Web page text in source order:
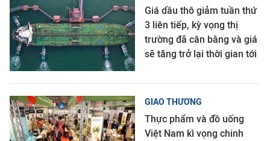
Giá dầu thô giảm tuần thứ
3 liên tiếp, kỳ vọng thị
trường đã cân bằng và giá
sẽ tăng trở lại thời gian tới
GIAO THƯƠNG
Thực phẩm và đồ uống
Việt Nam kì vọng chinh